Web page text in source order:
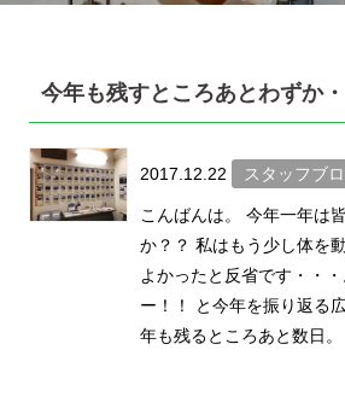
今年も残すところあとわずか・
2017.12.22 スタッフブ
こんばんは。 今年一年は
か？？ 私はもう少し体を
よかったと反省です・・
ー！！ と今年を振り返る
年も残るところあと数日